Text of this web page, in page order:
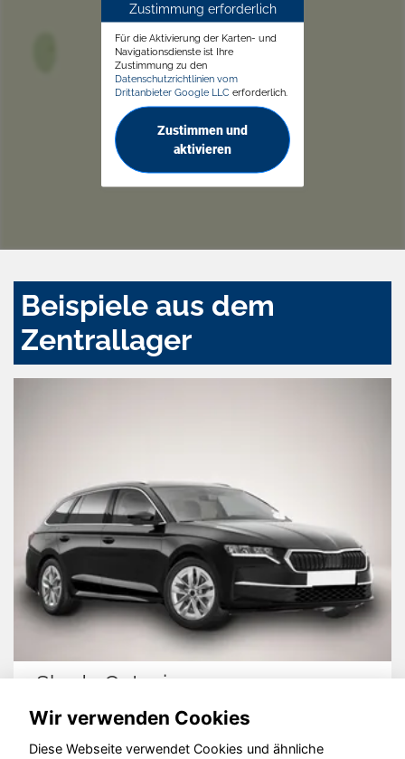
Zustimmung erforderlich
Für die Aktivierung der Karten- und
Navigationsdienste ist Ihre
Zustimmung zu den
Datenschutzrichtlinien vom
Drittanbieter Google LLC erforderlich.
Zustimmen und
aktivieren
Beispiele aus dem
Zentrallager
Skoda Octavia
Wir verwenden Cookies
Diese Webseite verwendet Cookies und ähnliche